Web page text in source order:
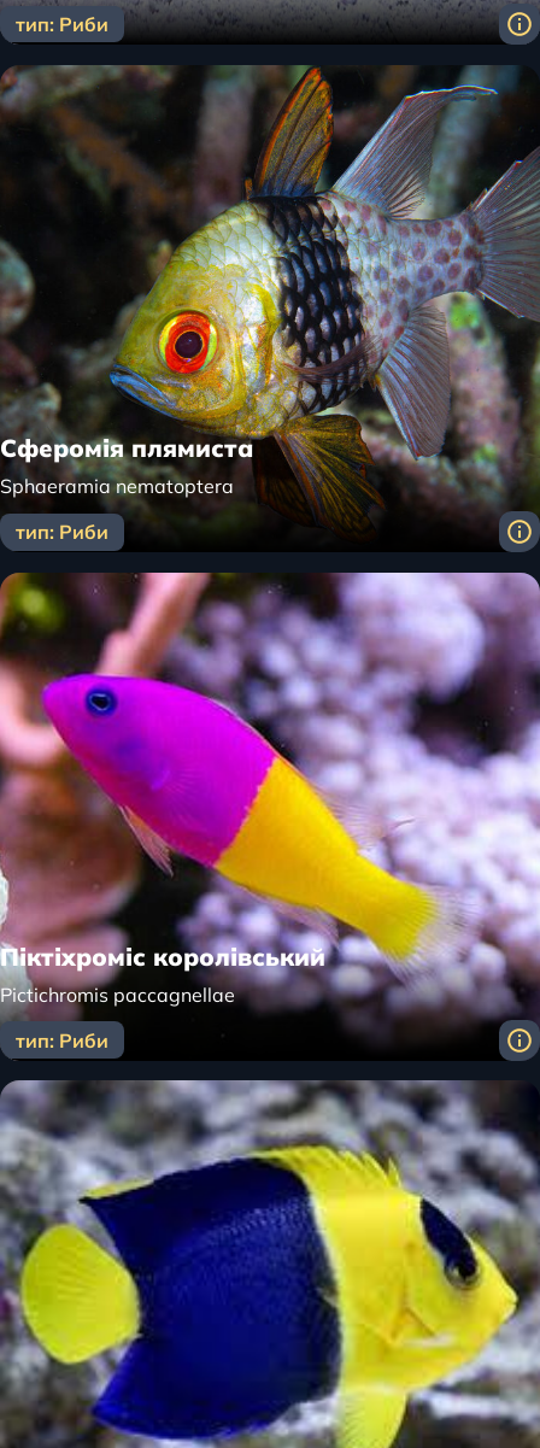
тип: Риби
Сферомія плямиста
Sphaeramia nematoptera
тип: Риби
Піктіхроміс королівський
Pictichromis paccagnellae
тип: Риби